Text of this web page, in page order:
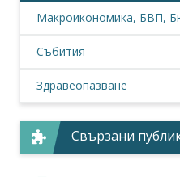
Макроикономика, БВП,
Събития
Здравеопазване
Свързани